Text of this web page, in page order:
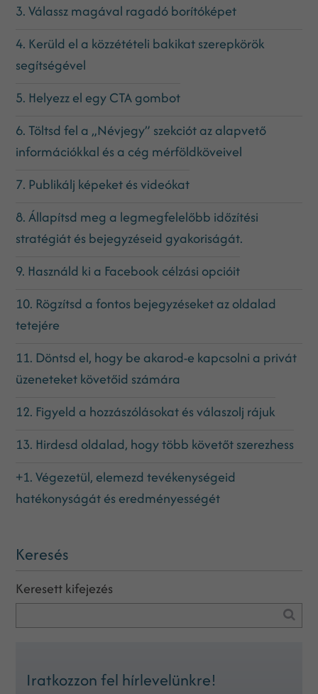
3. Válassz magával ragadó borítóképet
4. Kerüld el a közzétételi bakikat szerepkörök
segítségével
5. Helyezz el egy CTA gombot
6. Töltsd fel a „Névjegy” szekciót az alapvető
információkkal és a cég mérföldköveivel
7. Publikálj képeket és videókat
8. Állapítsd meg a legmegfelelőbb időzítési
stratégiát és bejegyzéseid gyakoriságát.
9. Használd ki a Facebook célzási opcióit
10. Rögzítsd a fontos bejegyzéseket az oldalad
tetejére
11. Döntsd el, hogy be akarod-e kapcsolni a privát
üzeneteket követőid számára
12. Figyeld a hozzászólásokat és válaszolj rájuk
13. Hirdesd oldalad, hogy több követőt szerezhess
+1. Végezetül, elemezd tevékenységeid
hatékonyságát és eredményességét
Keresés
Keresett kifejezés
Iratkozzon fel hírlevelünkre!